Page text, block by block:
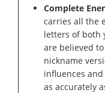
Complete
carries all the
letters of both
are believed
nickname
influences
as accurately